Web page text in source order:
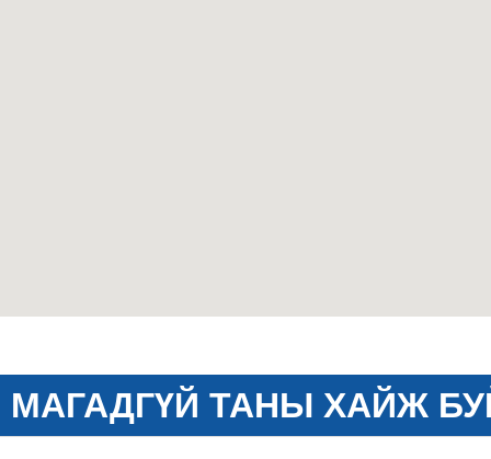
МАГАДГҮЙ ТАНЫ ХАЙЖ